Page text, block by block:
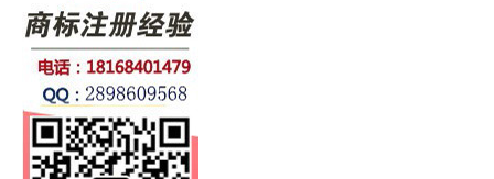
商标分类
商标转让
版权登记
专利申请
商标动态
费用流程
一元商标